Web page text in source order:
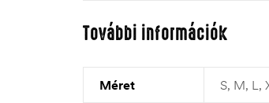
További információk
Méret S, M, L,